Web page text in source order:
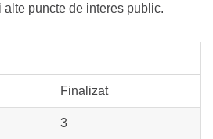
alte puncte de interes public.
Finalizat
3